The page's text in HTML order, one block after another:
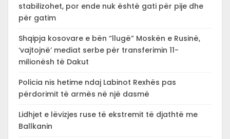
stabilizohet, por ende nuk është gati për pije dhe
për gatim
Shqipja kosovare e bën “llugë” Moskën e Rusinë,
‘vajtojnë’ mediat serbe për transferimin 11-
milionësh të Dakut
Policia nis hetime ndaj Labinot Rexhës pas
përdorimit të armës në një dasmë
Lidhjet e lëvizjes ruse të ekstremit të djathtë me
Ballkanin